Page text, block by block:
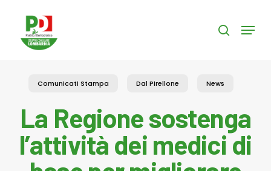
content
search
Menu
Comunicati Stampa Dal Pirellone News
La Regione sostenga
l’attività dei medici di